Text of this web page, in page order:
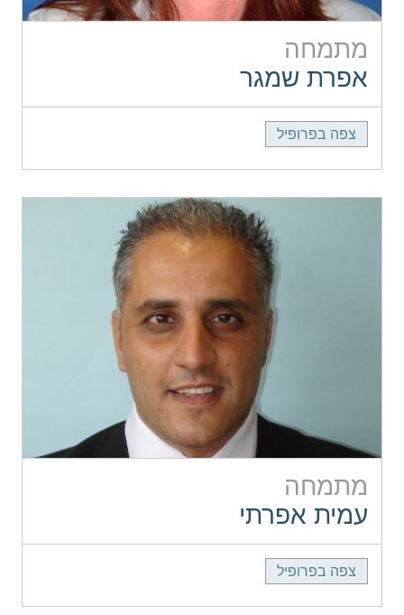
מתמחה
אפרת שמגר
צפה בפרופיל
מתמחה
עמית אפרתי
צפה בפרופיל